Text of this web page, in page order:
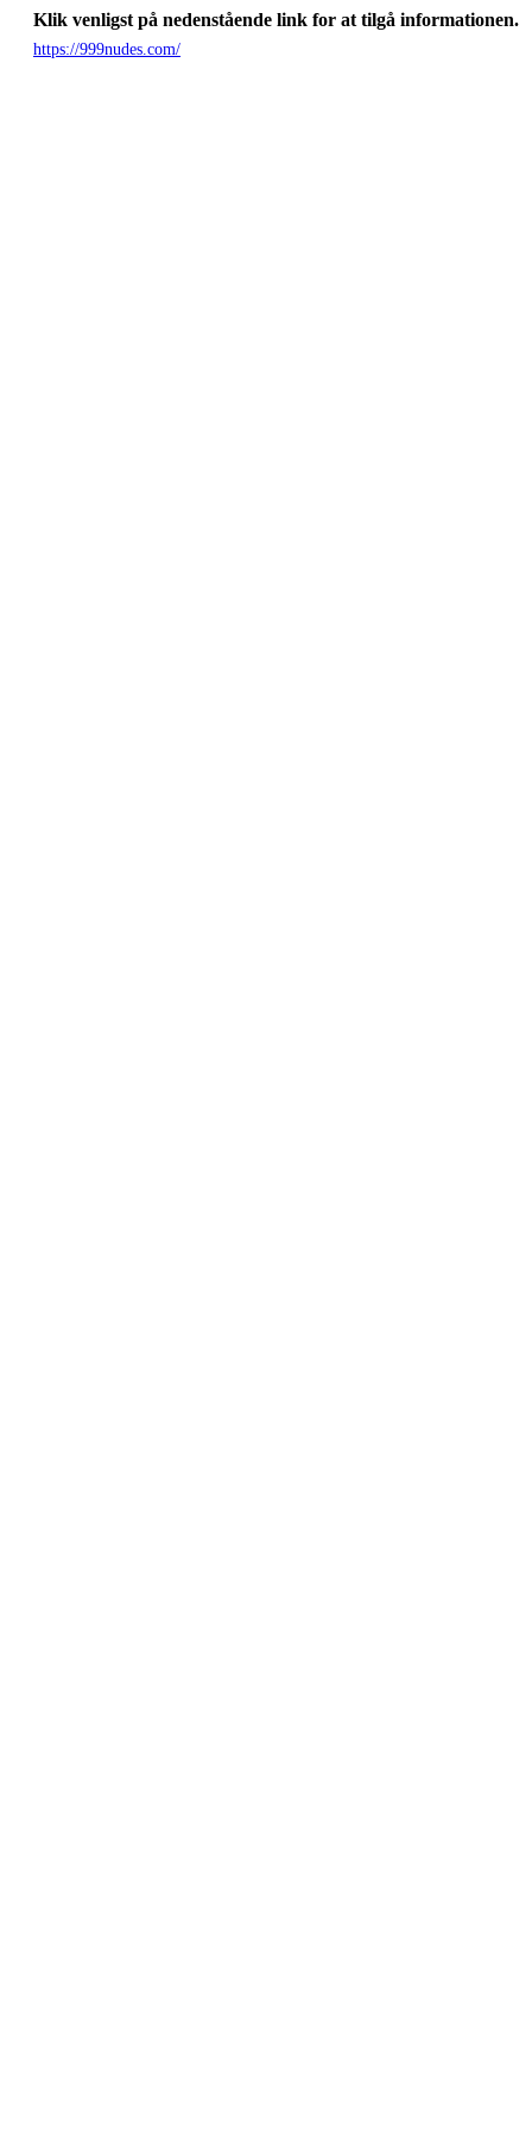
Klik venligst på nedenstående link for at tilgå informationen.
https://999nudes.com/